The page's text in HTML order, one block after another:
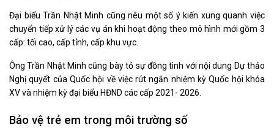
Đại biểu Trần Nhật Minh cũng nêu một số ý kiến xung quanh việc
chuyển tiếp xử lý các vụ án khi hoạt động theo mô hình mới gồm 3
cấp: tối cao, cấp tỉnh, cấp khu vực.
Ông Trần Nhật Minh cũng bày tỏ sự đồng tình với nội dung Dự thảo
Nghị quyết của Quốc hội về việc rút ngắn nhiệm kỳ Quốc hội khóa
XV và nhiệm kỳ đại biểu HĐND các cấp 2021- 2026.
Bảo vệ trẻ em trong môi trường số